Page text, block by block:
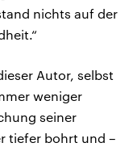
nichts auf der
Autor, selbst
weniger
seiner
tiefer bohrt und –